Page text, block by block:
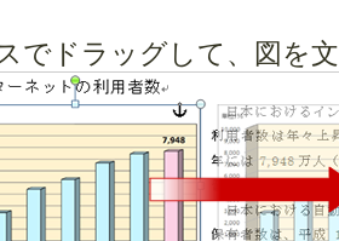
でドラッグして、図を